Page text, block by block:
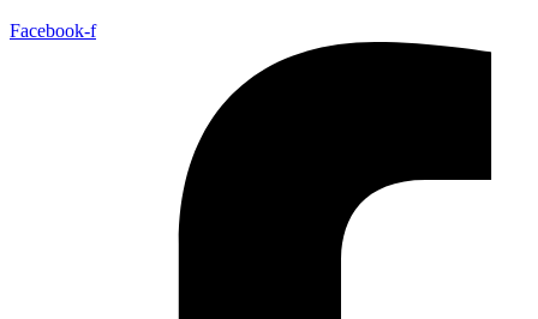
Facebook-f